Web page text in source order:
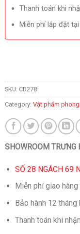
Thanh toán khi
Miễn phí lắp đặt
SKU: CD278
Category: Vật phẩm
SHOWROOM TRƯNG
SỐ 28 NGÁCH 69
Miễn phí giao
Bảo hành 12
Thanh toán khi